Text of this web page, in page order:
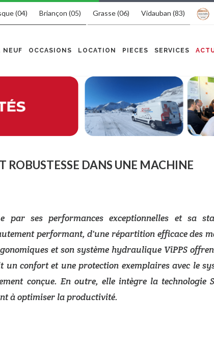
(04) Briançon (05) Grasse (06) Vidauban (83)
NEUF OCCASIONS LOCATION PIECES SERVICES
ROBUSTESSE DANS UNE MACHINE
par ses performances exceptionnelles et sa
performant, d'une répartition efficace des
et son système hydraulique ViPPS
confort et une protection exemplaires avec le
conçue. En outre, elle intègre la technologie
à optimiser la productivité.